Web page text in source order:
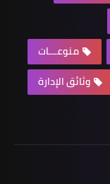
منوعـــات
وثائق الإدارة